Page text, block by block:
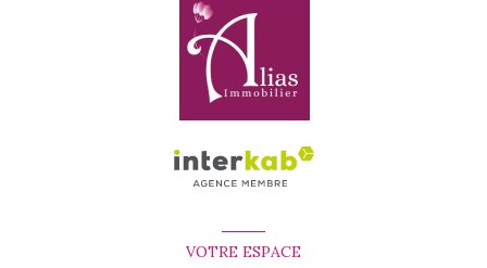
VOTRE ESPACE